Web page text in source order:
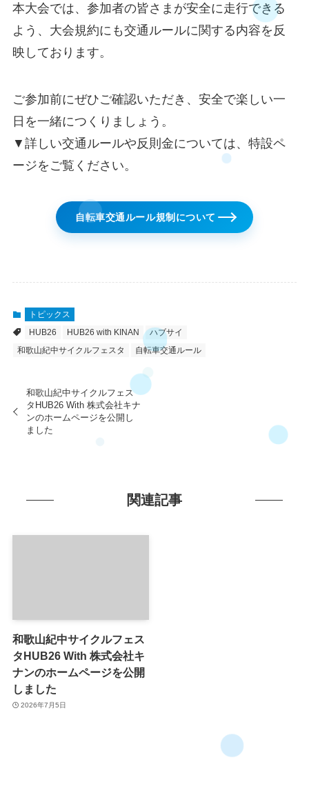
本大会では、参加者の皆さまが安全に走行できる
よう、大会規約にも交通ルールに関する内容を反
映しております。
ご参加前にぜひご確認いただき、安全で楽しい一
日を一緒につくりましょう。
▼詳しい交通ルールや反則金については、特設ペ
ージをご覧ください。
自転車交通ルール規制について
トピックス
HUB26
HUB26 with KINAN
ハブサイ
和歌山紀中サイクルフェスタ
自転車交通ルール
和歌山紀中サイクルフェス
タHUB26 With 株式会社キナ
ンのホームページを公開し
ました
関連記事
和歌山紀中サイクルフェス
タHUB26 With 株式会社キ
ナンのホームページを公開
しました
2026年7月5日